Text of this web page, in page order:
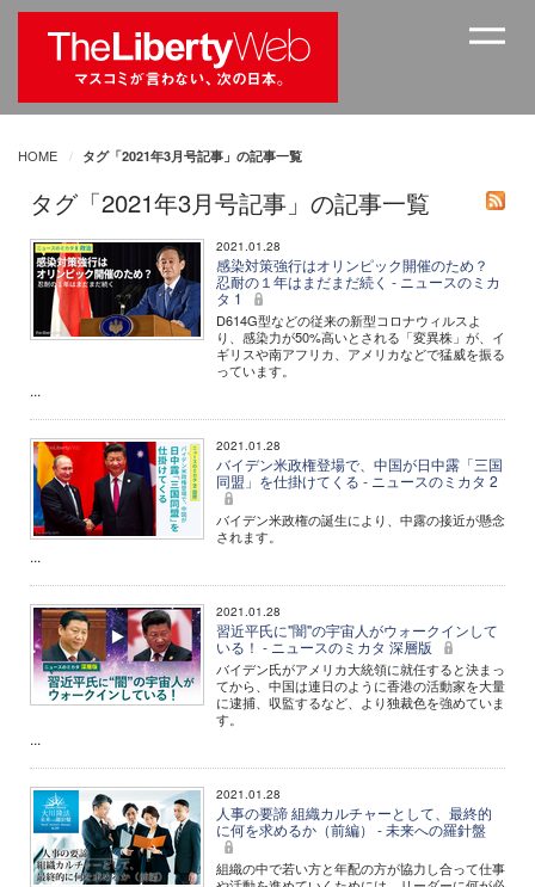
HOME タグ「2021年3月号記事」の記事一覧
タグ「2021年3月号記事」の記事一覧
2021.01.28
感染対策強行はオリンピック開催のため？
忍耐の１年はまだまだ続く - ニュースのミカ
タ 1
D614G型などの従来の新型コロナウィルスよ
り、感染力が50%高いとされる「変異株」が、イ
ギリスや南アフリカ、アメリカなどで猛威を振る
っています。
...
2021.01.28
バイデン米政権登場で、中国が日中露「三国
同盟」を仕掛けてくる - ニュースのミカタ 2
バイデン米政権の誕生により、中露の接近が懸念
されます。
...
2021.01.28
習近平氏に"闇"の宇宙人がウォークインして
いる！ - ニュースのミカタ 深層版
バイデン氏がアメリカ大統領に就任すると決まっ
てから、中国は連日のように香港の活動家を大量
に逮捕、収監するなど、より独裁色を強めていま
す。
...
2021.01.28
人事の要諦 組織カルチャーとして、最終的
に何を求めるか（前編） - 未来への羅針盤
組織の中で若い方と年配の方が協力し合って仕事